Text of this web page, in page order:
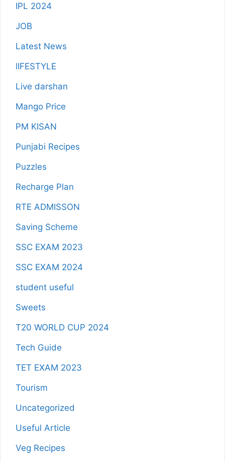
IPL 2024
JOB
Latest News
lIFESTYLE
Live darshan
Mango Price
PM KISAN
Punjabi Recipes
Puzzles
Recharge Plan
RTE ADMISSON
Saving Scheme
SSC EXAM 2023
SSC EXAM 2024
student useful
Sweets
T20 WORLD CUP 2024
Tech Guide
TET EXAM 2023
Tourism
Uncategorized
Useful Article
Veg Recipes